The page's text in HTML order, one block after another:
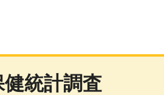
統計調査